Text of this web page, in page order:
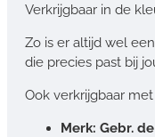
Verkrijgbaar in de
Zo is er altijd wel
die precies past bij
Ook verkrijgbaar
Merk: Gebr.